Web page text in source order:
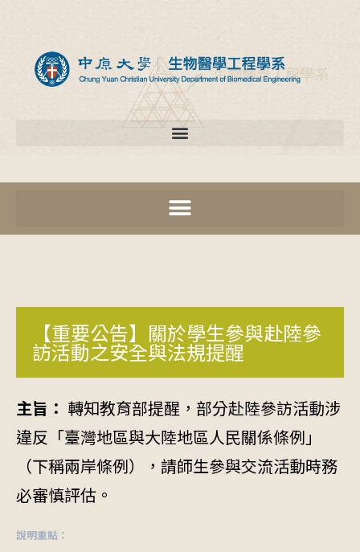
【重要公告】關於學生參與赴陸參
訪活動之安全與法規提醒
主旨： 轉知教育部提醒，部分赴陸參訪活動涉
違反「臺灣地區與大陸地區人民關係條例」
（下稱兩岸條例），請師生參與交流活動時務
必審慎評估。
說明重點：